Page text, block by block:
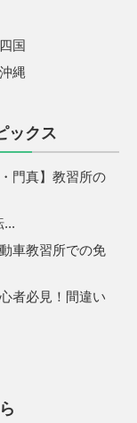
国
縄
ックス
・門真】教習所の
...
車教習所での免
者必見！間違い